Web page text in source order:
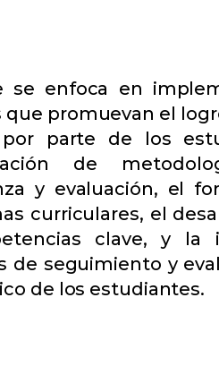
se enfoca en
que promuevan el
por parte de los
de
y evaluación, el
curriculares, el
clave, y la
de seguimiento y
de los estudiantes.